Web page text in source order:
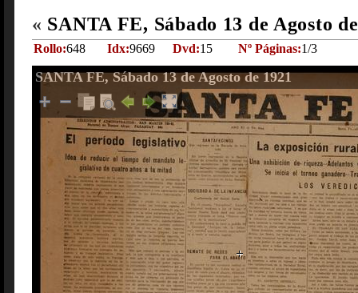
« SANTA FE, Sábado 13 de Agosto
Rollo:648 Idx:9669 Dvd:15 Nº Páginas:1/3
SANTA FE, Sábado 13 de Agosto de 1921